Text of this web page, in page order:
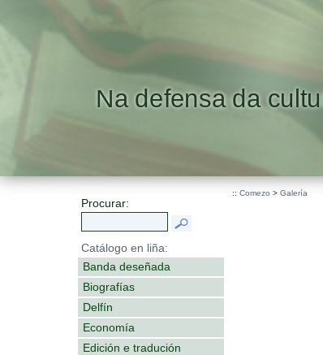
Na defensa da
Procurar:
Catálogo en liña:
Banda deseñada
Biografías
Delfín
Economía
Edición e tradución
:: Comezo > Galería